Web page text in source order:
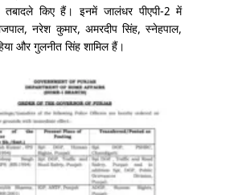
तबादले किए हैं। इनमें जालंधर पीएपी-2 में
नरेश कुमार, अमरदीप सिंह, स्नेहपाल,
और गुलनीत सिंह शामिल हैं।